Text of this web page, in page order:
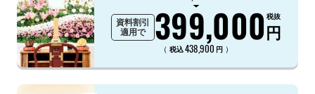
資料割引
適用で
399,000円
税抜
（ 税込438,900 円 ）